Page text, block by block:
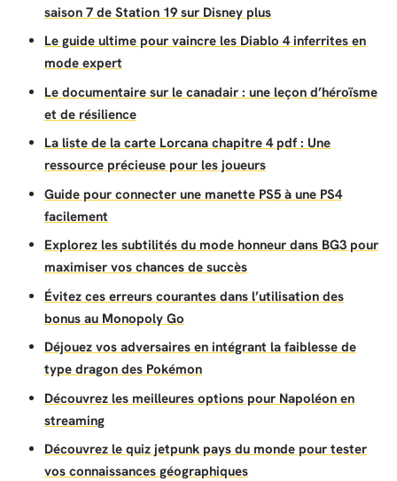
saison 7 de Station 19 sur Disney plus
Le guide ultime pour vaincre les Diablo 4 inferrites en
mode expert
Le documentaire sur le canadair : une leçon d’héroïsme
et de résilience
La liste de la carte Lorcana chapitre 4 pdf : Une
ressource précieuse pour les joueurs
Guide pour connecter une manette PS5 à une PS4
facilement
Explorez les subtilités du mode honneur dans BG3 pour
maximiser vos chances de succès
Évitez ces erreurs courantes dans l’utilisation des
bonus au Monopoly Go
Déjouez vos adversaires en intégrant la faiblesse de
type dragon des Pokémon
Découvrez les meilleures options pour Napoléon en
streaming
Découvrez le quiz jetpunk pays du monde pour tester
vos connaissances géographiques